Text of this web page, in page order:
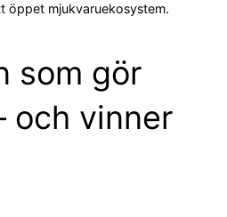
öppet mjukvaruekosystem.
som gör
och vinner